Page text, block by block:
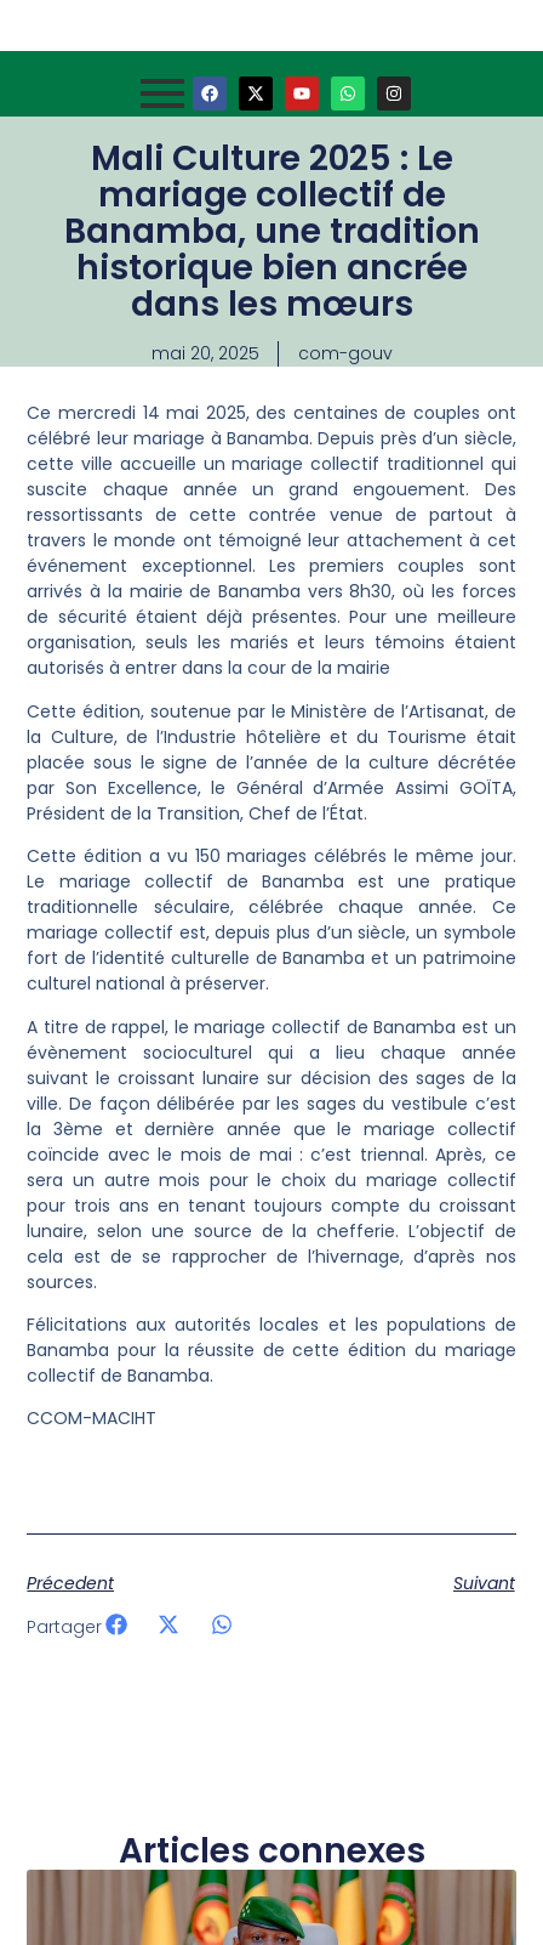
Mali Culture 2025 : Le
mariage collectif de
Banamba, une tradition
historique bien ancrée
dans les mœurs
mai 20, 2025 com-gouv
Ce mercredi 14 mai 2025, des centaines de couples ont
célébré leur mariage à Banamba. Depuis près d’un siècle,
cette ville accueille un mariage collectif traditionnel qui
suscite chaque année un grand engouement. Des
ressortissants de cette contrée venue de partout à
travers le monde ont témoigné leur attachement à cet
événement exceptionnel. Les premiers couples sont
arrivés à la mairie de Banamba vers 8h30, où les forces
de sécurité étaient déjà présentes. Pour une meilleure
organisation, seuls les mariés et leurs témoins étaient
autorisés à entrer dans la cour de la mairie
Cette édition, soutenue par le Ministère de l’Artisanat, de
la Culture, de l’Industrie hôtelière et du Tourisme était
placée sous le signe de l’année de la culture décrétée
par Son Excellence, le Général d’Armée Assimi GOÏTA,
Président de la Transition, Chef de l’État.
Cette édition a vu 150 mariages célébrés le même jour.
Le mariage collectif de Banamba est une pratique
traditionnelle séculaire, célébrée chaque année. Ce
mariage collectif est, depuis plus d’un siècle, un symbole
fort de l’identité culturelle de Banamba et un patrimoine
culturel national à préserver.
A titre de rappel, le mariage collectif de Banamba est un
évènement socioculturel qui a lieu chaque année
suivant le croissant lunaire sur décision des sages de la
ville. De façon délibérée par les sages du vestibule c’est
la 3ème et dernière année que le mariage collectif
coïncide avec le mois de mai : c’est triennal. Après, ce
sera un autre mois pour le choix du mariage collectif
pour trois ans en tenant toujours compte du croissant
lunaire, selon une source de la chefferie. L’objectif de
cela est de se rapprocher de l’hivernage, d’après nos
sources.
Félicitations aux autorités locales et les populations de
Banamba pour la réussite de cette édition du mariage
collectif de Banamba.
CCOM-MACIHT
Précedent
Suivant
Partager
Articles connexes